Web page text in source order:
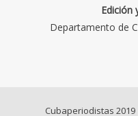
Edición
Departamento de
Cubaperiodistas 2019